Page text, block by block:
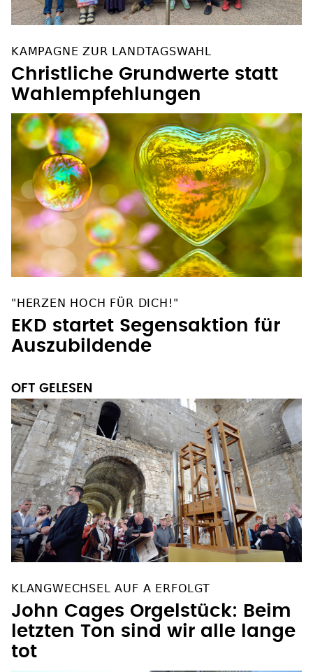
KAMPAGNE ZUR LANDTAGSWAHL
Christliche Grundwerte statt
Wahlempfehlungen
"HERZEN HOCH FÜR DICH!"
EKD startet Segensaktion für
Auszubildende
OFT GELESEN
KLANGWECHSEL AUF A ERFOLGT
John Cages Orgelstück: Beim
letzten Ton sind wir alle lange
tot